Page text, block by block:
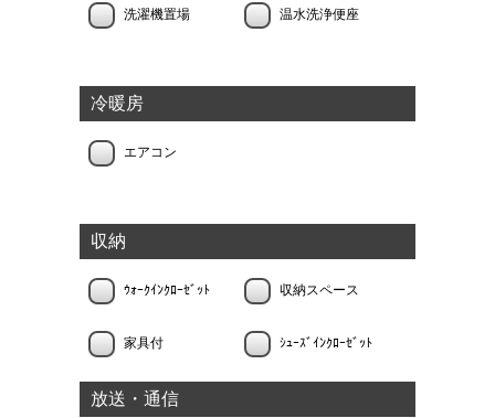
洗濯機置場 温水洗浄便座
冷暖房
エアコン
収納
ｳｫｰｸｲﾝｸﾛｰｾﾞｯﾄ 収納スペース
家具付 ｼｭｰｽﾞｲﾝｸﾛｰｾﾞｯﾄ
放送・通信